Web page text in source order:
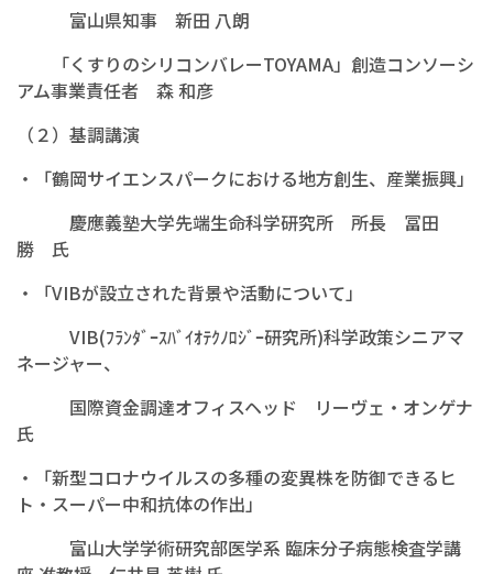
富山県知事 新田 八朗
「くすりのシリコンバレーTOYAMA」創造コンソーシ
アム事業責任者 森 和彦
（２）基調講演
・「鶴岡サイエンスパークにおける地方創生、産業振興」
慶應義塾大学先端生命科学研究所 所長 冨田
勝 氏
・「VIBが設立された背景や活動について」
VIB(ﾌﾗﾝﾀﾞｰｽﾊﾞｲｵﾃｸﾉﾛｼﾞｰ研究所)科学政策シニアマ
ネージャー、
国際資金調達オフィスヘッド リーヴェ・オンゲナ
氏
・「新型コロナウイルスの多種の変異株を防御できるヒ
ト・スーパー中和抗体の作出」
富山大学学術研究部医学系 臨床分子病態検査学講